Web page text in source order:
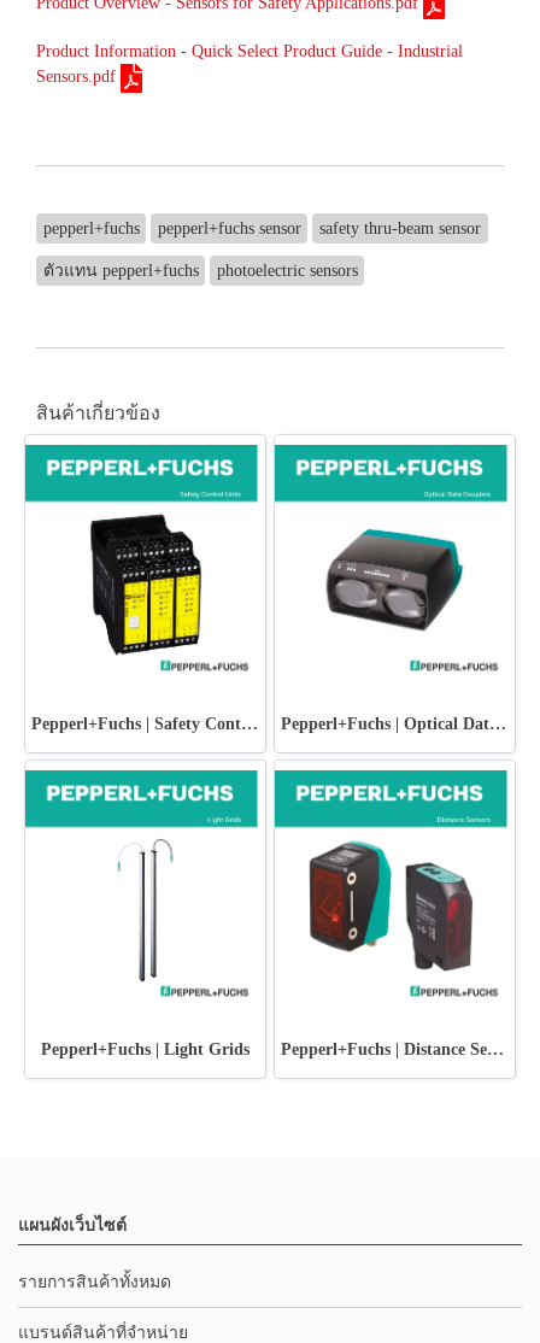
Product Information - Quick Select Product Guide - Industrial
Sensors.pdf
pepperl+fuchs pepperl+fuchs sensor safety thru-beam sensor
ตัวแทน pepperl+fuchs photoelectric sensors
สินค้าเกี่ยวข้อง
Pepperl+Fuchs | Safety Control Units Pepperl+Fuchs | Optical Data Couplers
Pepperl+Fuchs | Light Grids Pepperl+Fuchs | Distance Sensors
แผนผังเว็บไซต์
รายการสินค้าทั้งหมด
แบรนด์สินค้าที่จำหน่าย